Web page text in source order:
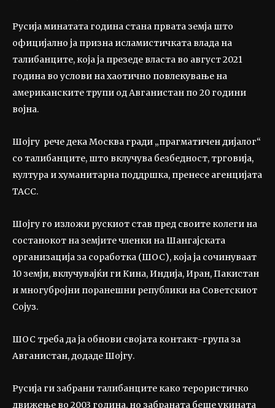
Русија минатата година стана првата земја што
официјално ја призна исламистичката влада на
талибанците, која ја презеде власта во август 2021
година во услови на хаотично повлекување на
американските трупи од Авганистан по 20 години
војна.
Шојгу рече дека Москва гради „прагматичен дијалог“
со талибанците, што вклучува безбедност, трговија,
култура и хуманитарна поддршка, пренесе агенцијата
ТАСС.
Шојгу го изложи рускиот став пред своите колеги на
состанокот на земјите членки на Шангајската
организација за соработка (ШОС), која ја сочинуваат
10 земји, вклучувајќи ги Кина, Индија, Иран, Пакистан
и многубројни поранешни републики на Советскиот
Сојуз.
ШОС треба да ја обнови својата контакт-група за
Авганистан, додаде Шојгу.
Русија ги забрани талибанците како терористичко
движење во 2003 година, но забраната беше укината